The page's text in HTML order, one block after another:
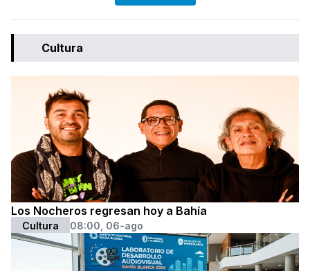
Cultura
Los Nocheros regresan hoy a Bahía
Cultura 08:00, 06-ago